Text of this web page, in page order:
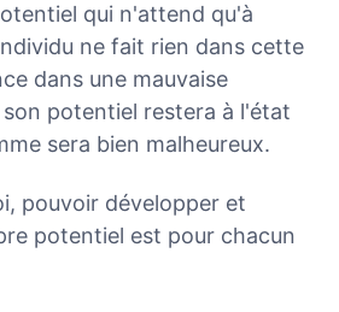
qui n'attend qu'à
ne fait rien dans cette
dans une mauvaise
potentiel restera à l'état
sera bien malheureux.
pouvoir développer et
potentiel est pour chacun